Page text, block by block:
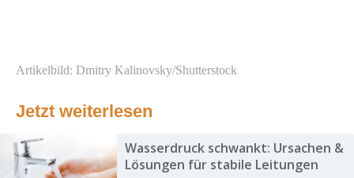
Artikelbild: Dmitry Kalinovsky/Shutterstock
Jetzt weiterlesen
Wasserdruck schwankt: Ursachen &
Lösungen für stabile Leitungen